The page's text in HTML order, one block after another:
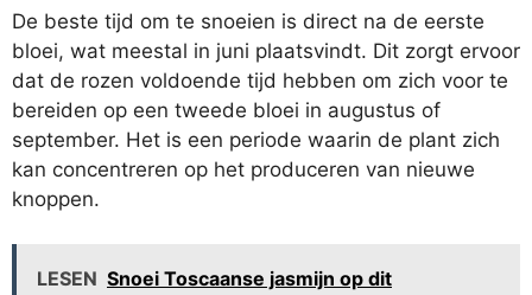
De beste tijd om te snoeien is direct na de eerste
bloei, wat meestal in juni plaatsvindt. Dit zorgt ervoor
dat de rozen voldoende tijd hebben om zich voor te
bereiden op een tweede bloei in augustus of
september. Het is een periode waarin de plant zich
kan concentreren op het produceren van nieuwe
knoppen.
LESEN Snoei Toscaanse jasmijn op dit